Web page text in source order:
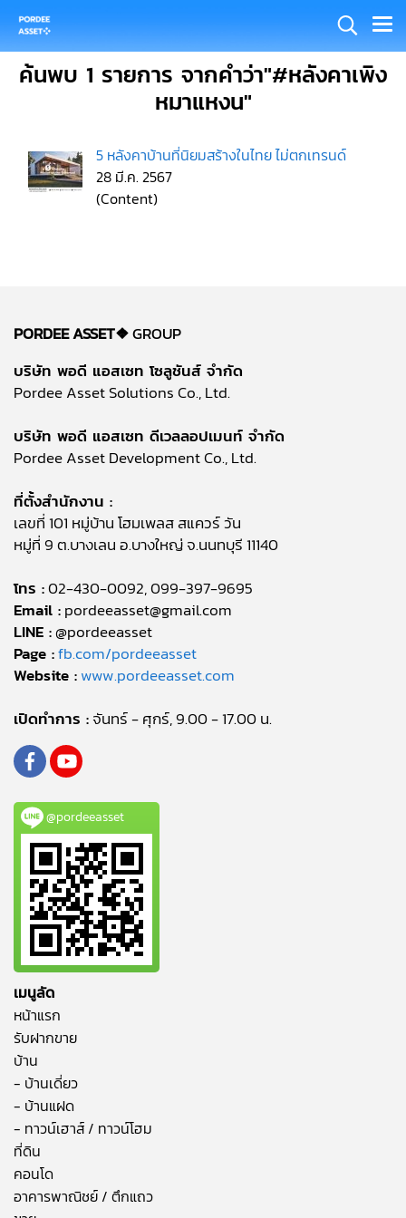
ค้นพบ 1 รายการ จากคำว่า"#หลังคาเพิง
หมาแหงน"
5 หลังคาบ้านที่นิยมสร้างในไทย ไม่ตกเทรนด์
28 มี.ค. 2567
(Content)
PORDEE ASSET❖GROUP
บริษัท พอดี แอสเซท โซลูชันส์ จำกัด
Pordee Asset Solutions Co., Ltd.
บริษัท พอดี แอสเซท ดีเวลลอปเมนท์ จำกัด
Pordee Asset Development Co., Ltd.
ที่ตั้งสำนักงาน :
เลขที่ 101 หมู่บ้าน โฮมเพลส สแควร์ วัน
หมู่ที่ 9 ต.บางเลน อ.บางใหญ่ จ.นนทบุรี 11140
โทร :02-430-0092, 099-397-9695
Email :pordeeasset@gmail.com
LINE :@pordeeasset
Page :fb.com/pordeeasset
Website :www.pordeeasset.com
เปิดทำการ :จันทร์ - ศุกร์, 9.00 - 17.00 น.
@pordeeasset
เมนูลัด
หน้าแรก
รับฝากขาย
บ้าน
- บ้านเดี่ยว
- บ้านแฝด
- ทาวน์เฮาส์ / ทาวน์โฮม
ที่ดิน
คอนโด
อาคารพาณิชย์ / ตึกแถว